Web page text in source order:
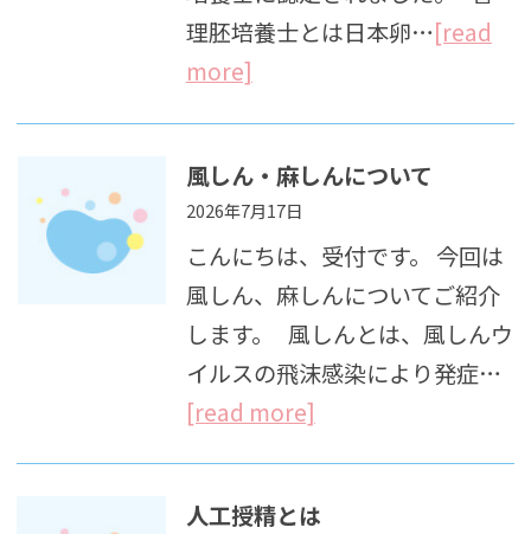
理胚培養士とは日本卵…[read
more]
風しん・麻しんについて
2026年7月17日
こんにちは、受付です。 今回は
風しん、麻しんについてご紹介
します。 風しんとは、風しんウ
イルスの飛沫感染により発症…
[read more]
人工授精とは